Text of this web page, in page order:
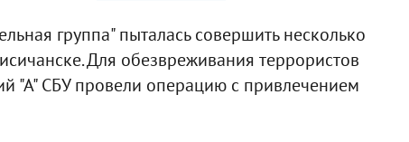
группа" пыталась совершить несколько
Для обезвреживания террористов
"А" СБУ провели операцию с привлечением